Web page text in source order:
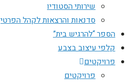
שירותי הסטודיו
סדנאות והרצאות לקהל הפרטי
הספר “להרגיש בית”
קלפי עיצוב בצבע
פרויקטים
פרויקטים